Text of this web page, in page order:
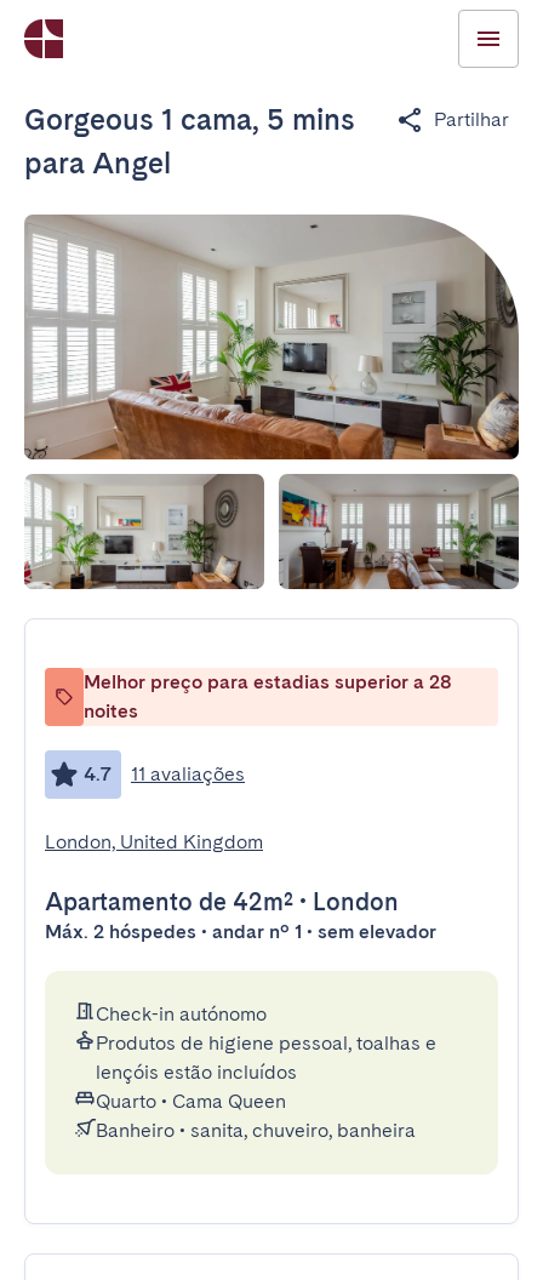
Gorgeous 1 cama, 5 mins
para Angel
Partilhar
Melhor preço para estadias superior a 28
noites
4.7 11 avaliações
London, United Kingdom
Apartamento de 42m² • London
Máx. 2 hóspedes • andar nº 1 • sem elevador
Check-in autónomo
Produtos de higiene pessoal, toalhas e
lençóis estão incluídos
Quarto • Cama Queen
Banheiro • sanita, chuveiro, banheira